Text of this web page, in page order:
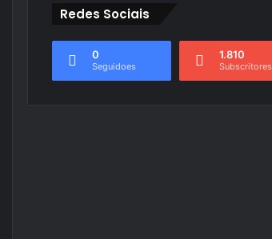
Redes Sociais
0
Seguidoes
1.810
Subscritores